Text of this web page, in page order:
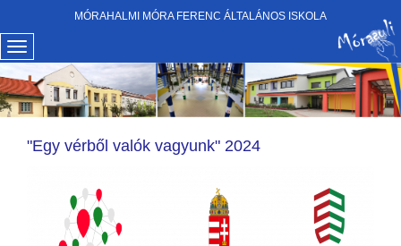
MÓRAHALMI MÓRA FERENC ÁLTALÁNOS ISKOLA
"Egy vérből valók vagyunk" 2024